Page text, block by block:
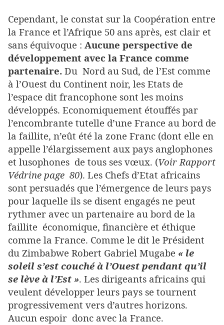
Cependant, le constat sur la Coopération entre
la France et l’Afrique 50 ans après, est clair et
sans équivoque : Aucune perspective de
développement avec la France comme
partenaire. Du Nord au Sud, de l’Est comme
à l’Ouest du Continent noir, les Etats de
l’espace dit francophone sont les moins
développés. Economiquement étouffés par
l’encombrante tutelle d’une France au bord de
la faillite, n’eût été la zone Franc (dont elle en
appelle l’élargissement aux pays anglophones
et lusophones de tous ses vœux. (Voir Rapport
Védrine page 80). Les Chefs d’Etat africains
sont persuadés que l’émergence de leurs pays
pour laquelle ils se disent engagés ne peut
rythmer avec un partenaire au bord de la
faillite économique, financière et éthique
comme la France. Comme le dit le Président
du Zimbabwe Robert Gabriel Mugabe « le
soleil s’est couché à l’Ouest pendant qu’il
se lève à l’Est ». Les dirigeants africains qui
veulent développer leurs pays se tournent
progressivement vers d’autres horizons.
Aucun espoir donc avec la France.